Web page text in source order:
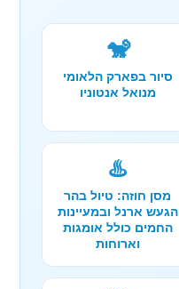
🐒
סיור בפארק הלאומי
מנואל אנטוניו
♨️
מסן חוזה: טיול בהר
הגעש ארנל ובמעיינות
החמים כולל אומגות
וארוחות